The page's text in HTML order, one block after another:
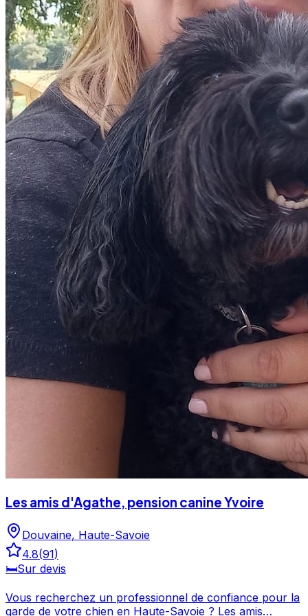
Les amis d'Agathe, pension canine Yvoire
Douvaine, Haute-Savoie
4.8(91)
🛏️Sur devis
Vous recherchez un professionnel de confiance pour la
garde de votre chien en Haute-Savoie ? Les amis